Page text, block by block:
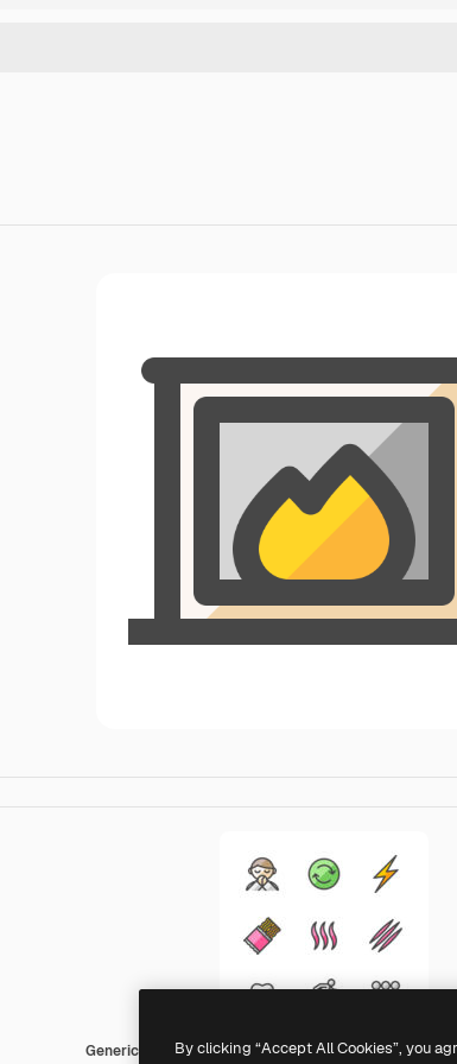
Generic Outline ColorBy clicking “Accept All Cookies”, you